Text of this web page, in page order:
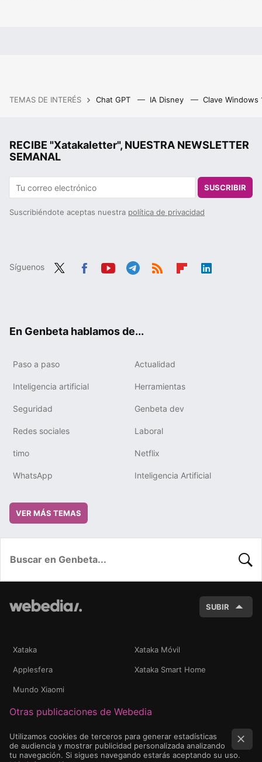
TEMAS DE INTERÉS Chat GPT IA Disney Clave Windows
RECIBE "Xatakaletter", NUESTRA NEWSLETTER
SEMANAL
SUSCRIBIR
Suscribiéndote aceptas nuestra política de privacidad
Síguenos
En Genbeta hablamos de...
Paso a paso Actualidad
Inteligencia artificial Herramientas
Seguridad Genbeta dev
Redes sociales Laboral
timo Netflix
WhatsApp Inteligencia Artificial
VER MÁS TEMAS
SUBIR
Xataka Xataka Móvil
Applesfera Xataka Smart Home
Mundo Xiaomi
Otras publicaciones de Webedia
Utilizamos cookies de terceros para generar estadísticas
de audiencia y mostrar publicidad personalizada analizando
tu navegación. Si sigues navegando estarás aceptando su uso.